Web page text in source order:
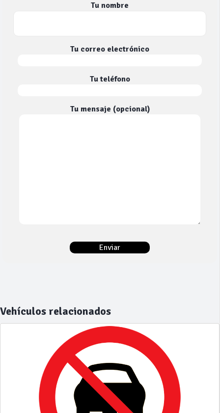
Tu nombre
Tu correo electrónico
Tu teléfono
Tu mensaje (opcional)
Vehículos relacionados